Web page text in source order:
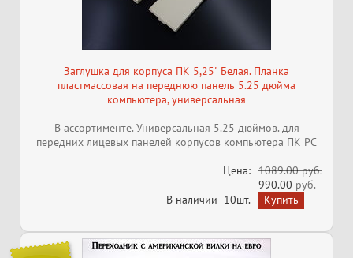
Заглушка для корпуса ПК 5,25" Белая. Планка
пластмассовая на переднюю панель 5.25 дюйма
компьютера, универсальная
В ассортименте. Универсальная 5.25 дюймов. для
передних лицевых панелей корпусов компьютера ПК PC
Цена: 1089.00 руб.
990.00 руб.
В наличии 10шт.